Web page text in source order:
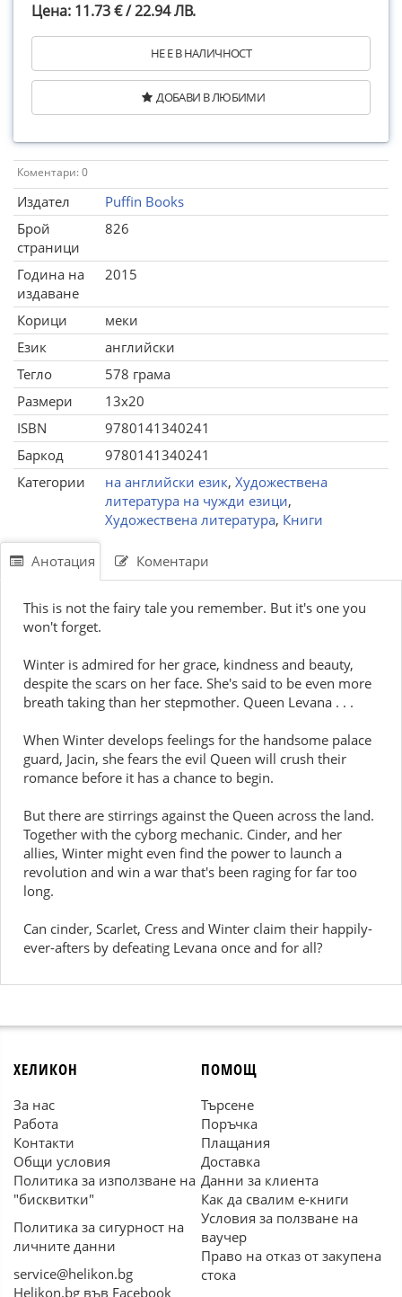
Цена: 11.73 € / 22.94 ЛВ.
НЕ Е В НАЛИЧНОСТ
ДОБАВИ В ЛЮБИМИ
Коментари: 0
Издател
Puffin Books
Брой
страници
826
Година на
издаване
2015
Корици
меки
Език
английски
Тегло
578 грама
Размери
13x20
ISBN
9780141340241
Баркод
9780141340241
Категории
на английски език, Художествена
литература на чужди езици,
Художествена литература, Книги
Анотация Коментари
This is not the fairy tale you remember. But it's one you
won't forget.
Winter is admired for her grace, kindness and beauty,
despite the scars on her face. She's said to be even more
breath taking than her stepmother. Queen Levana . . .
When Winter develops feelings for the handsome palace
guard, Jacin, she fears the evil Queen will crush their
romance before it has a chance to begin.
But there are stirrings against the Queen across the land.
Together with the cyborg mechanic. Cinder, and her
allies, Winter might even find the power to launch a
revolution and win a war that's been raging for far too
long.
Can cinder, Scarlet, Cress and Winter claim their happily-
ever-afters by defeating Levana once and for all?
ХЕЛИКОН
За нас
Работа
Контакти
Общи условия
Политика за използване на
"бисквитки"
Политика за сигурност на
личните данни
service@helikon.bg
Helikon.bg във Facebook
ПОМОЩ
Търсене
Поръчка
Плащания
Доставка
Данни за клиента
Как да свалим е-книги
Условия за ползване на
ваучер
Право на отказ от закупена
стока